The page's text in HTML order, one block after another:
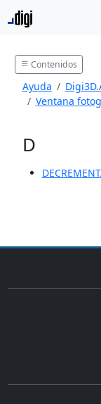
Contenidos
Ayuda
Ventana
D